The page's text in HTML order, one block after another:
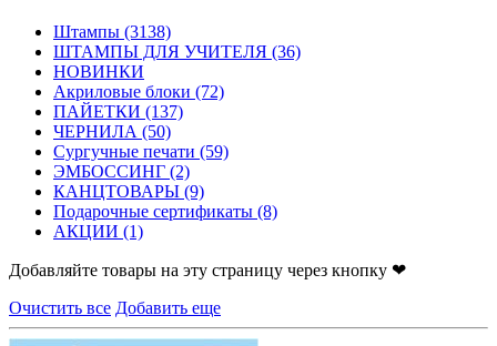
Штампы (3138)
ШТАМПЫ ДЛЯ УЧИТЕЛЯ (36)
НОВИНКИ
Акриловые блоки (72)
ПАЙЕТКИ (137)
ЧЕРНИЛА (50)
Сургучные печати (59)
ЭМБОССИНГ (2)
КАНЦТОВАРЫ (9)
Подарочные сертификаты (8)
АКЦИИ (1)
Добавляйте товары на эту страницу через кнопку ❤
Очистить все Добавить еще